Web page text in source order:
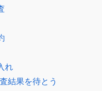
れ
結果を待とう